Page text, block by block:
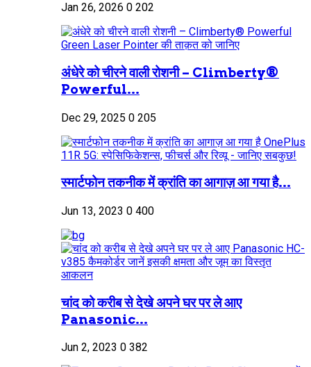
Jan 26, 2026 0 202
अंधेरे को चीरने वाली रोशनी – Climberty®
Powerful...
Dec 29, 2025 0 205
स्मार्टफोन तकनीक में क्रांति का आगाज़ आ गया है...
Jun 13, 2023 0 400
चांद को करीब से देखे अपने घर पर ले आए
Panasonic...
Jun 2, 2023 0 382